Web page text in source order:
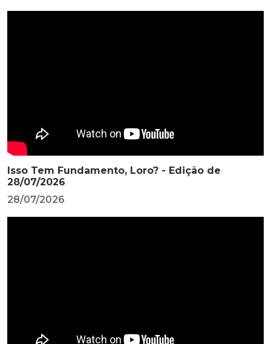
Isso Tem Fundamento, Loro? - Edição de
28/07/2026
28/07/2026